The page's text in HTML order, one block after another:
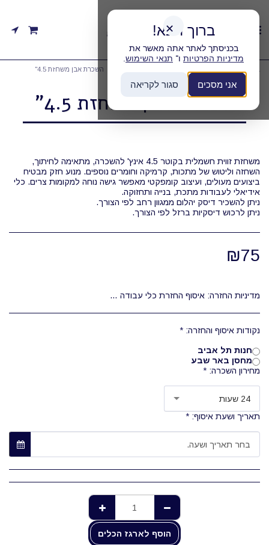
✕
ברוך הבא!
בכניסתך לאתר אתה מאשר את
מדיניות הפרטיות ו־ תנאי השימוש
אני מסכים סגור לקריאה
השכרת אבן משחזת 4.5"
השכרת אבן משחזת 4.5"
משחזת זווית חשמלית בקוטר 4.5 אינץ' להשכרה, מתאימה לחיתוך,
השחזה וליטוש של מתכות, קרמיקה וחומרים נוספים. מנוע חזק מבטיח
ביצועים מעולים, ועיצוב קומפקטי מאפשר גישה נוחה למקומות צרים. כלי
ניתן לרכוש דיסקיות ברזל לפי הצורך.
₪75
מדיניות החזרה: איסוף החזרת כלי עבודה היא בשעות העבודה של המחסן בלבד 08:00-12:00 השכרת הכלים היא מוצעת בכמה תעריפים, לפי יום עבודה מלא/מספר ימים או שבועות (יום עבודה מלא: 24 שעות)
נקודות איסוף והחזרה: *
חנות תל אביב
מחסן באר שבע
מחירון השכרה: *
24 שעות
תאריך ושעת איסוף: *
בחר תאריך ושעה.
הוסף לארגז הכלים